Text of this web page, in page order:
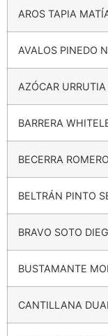
AROS TAPIA
AVALOS PINEDO
AZÓCAR
BARRERA
BECERRA
BELTRÁN PINTO
BRAVO SOTO
BUSTAMANTE
CANTILLANA